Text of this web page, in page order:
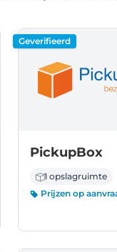
Geverifieerd
PickupBox
1 opslagruimte
Prijzen op